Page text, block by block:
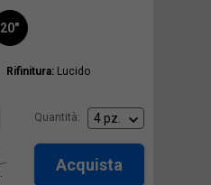
20"
Rifinitura: Lucido
Quantità:
Acquista